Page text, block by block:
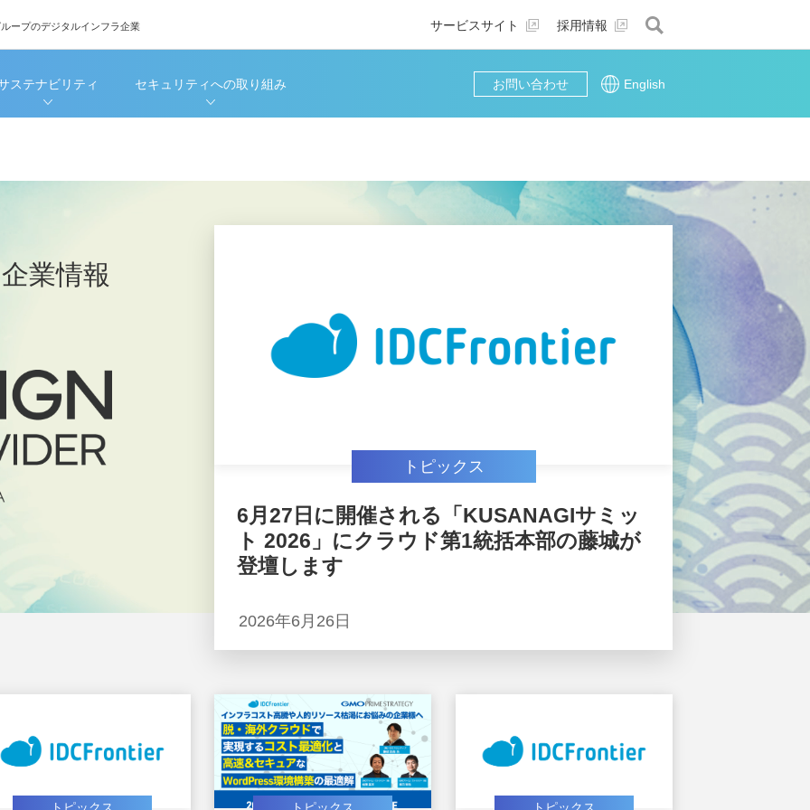
ープのデジタルインフラ企業 サービスサイト 採用情報
ステナビリティ セキュリティへの取り組み お問い合わせ English
企業情報
トピックス
6月27日に開催される「KUSANAGIサミッ
ト 2026」にクラウド第1統括本部の藤城が
登壇します
2026年6月26日